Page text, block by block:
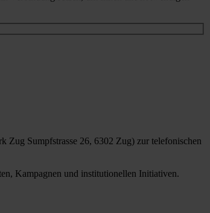
Zug Sumpfstrasse 26, 6302 Zug) zur telefonischen
Kampagnen und institutionellen Initiativen.